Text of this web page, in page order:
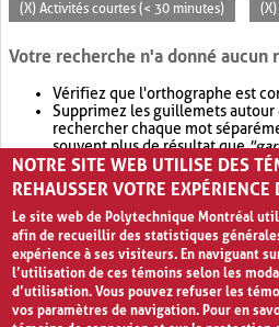
(X) Activités courtes (< 30 minutes)
Votre recherche n'a donné aucun
Vérifiez que l'orthographe est
Supprimez les guillemets autour
rechercher chaque mot
souvent plus de résultat que
Envisagez d'élargir votre
retournera souvent plus de
NOTRE SITE WEB UTILISE DES
REHAUSSER VOTRE
Le site web de Polytechnique Montréal
afin de recueillir des statistiques
expérience à ses visiteurs. En naviguant
l’utilisation de ces témoins selon les
d’utilisation. Vous pouvez refuser les
vos paramètres de navigation. Pour en